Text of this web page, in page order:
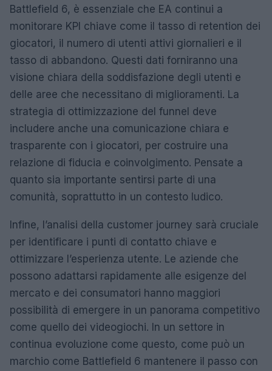
Battlefield 6, è essenziale che EA continui a
monitorare KPI chiave come il tasso di retention dei
giocatori, il numero di utenti attivi giornalieri e il
tasso di abbandono. Questi dati forniranno una
visione chiara della soddisfazione degli utenti e
delle aree che necessitano di miglioramenti. La
strategia di ottimizzazione del funnel deve
includere anche una comunicazione chiara e
trasparente con i giocatori, per costruire una
relazione di fiducia e coinvolgimento. Pensate a
quanto sia importante sentirsi parte di una
comunità, soprattutto in un contesto ludico.
Infine, l’analisi della customer journey sarà cruciale
per identificare i punti di contatto chiave e
ottimizzare l’esperienza utente. Le aziende che
possono adattarsi rapidamente alle esigenze del
mercato e dei consumatori hanno maggiori
possibilità di emergere in un panorama competitivo
come quello dei videogiochi. In un settore in
continua evoluzione come questo, come può un
marchio come Battlefield 6 mantenere il passo con